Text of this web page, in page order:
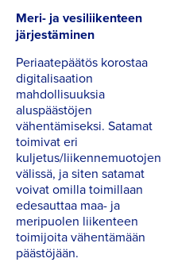
Meri- ja vesiliikenteen
järjestäminen
Periaatepäätös korostaa
digitalisaation
mahdollisuuksia
aluspäästöjen
vähentämiseksi. Satamat
toimivat eri
kuljetus/liikennemuotojen
välissä, ja siten satamat
voivat omilla toimillaan
edesauttaa maa- ja
meripuolen liikenteen
toimijoita vähentämään
päästöjään.